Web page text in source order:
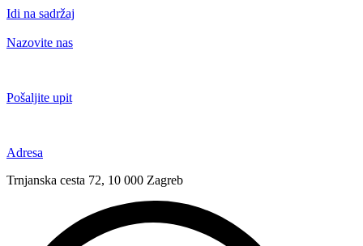
Idi na sadržaj
Nazovite nas
Pošaljite upit
Adresa
Trnjanska cesta 72, 10 000 Zagreb